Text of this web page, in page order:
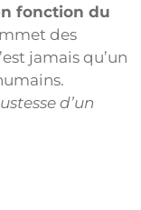
fonction du
des
jamais qu’un
d’un